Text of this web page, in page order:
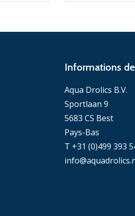
Informations
Aqua Drolics B.V.
Sportlaan 9
5683 CS Best
Pays-Bas
T +31 (0)499 393